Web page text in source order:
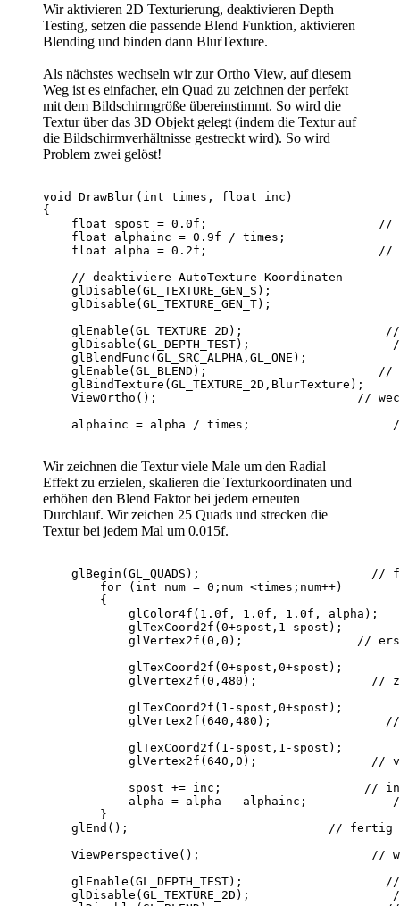
Wir aktivieren 2D Texturierung, deaktivieren Depth
Testing, setzen die passende Blend Funktion, aktivieren
Blending und binden dann BlurTexture.
Als nächstes wechseln wir zur Ortho View, auf diesem
Weg ist es einfacher, ein Quad zu zeichnen der perfekt
mit dem Bildschirmgröße übereinstimmt. So wird die
Textur über das 3D Objekt gelegt (indem die Textur auf
die Bildschirmverhältnisse gestreckt wird). So wird
Problem zwei gelöst!
void DrawBlur(int times, float inc)
{
float spost = 0.0f;
float alphainc = 0.9f / times;
float alpha = 0.2f;                        //
    // deaktiviere AutoTexture Koordinaten
    glDisable(GL_TEXTURE_GEN_S);
    glDisable(GL_TEXTURE_GEN_T);
glEnable(GL_TEXTURE_2D);
glDisable(GL_DEPTH_TEST);
glBlendFunc(GL_SRC_ALPHA,GL_ONE);
glEnable(GL_BLEND);                        //
glBindTexture(GL_TEXTURE_2D,BlurTexture);
ViewOrtho();                            //
Wir zeichnen die Textur viele Male um den Radial
Effekt zu erzielen, skalieren die Texturkoordinaten und
erhöhen den Blend Faktor bei jedem erneuten
Durchlauf. Wir zeichen 25 Quads und strecken die
Textur bei jedem Mal um 0.015f.
glBegin(GL_QUADS);                        //
for (int num = 0;num <times;num++)
        {
glColor4f(1.0f, 1.0f, 1.0f, alpha);
glTexCoord2f(0+spost,1-spost);
glVertex2f(0,0);                //
glTexCoord2f(0+spost,0+spost);
glVertex2f(0,480);                //
glTexCoord2f(1-spost,0+spost);
glVertex2f(640,480);
glTexCoord2f(1-spost,1-spost);
glVertex2f(640,0);                //
spost += inc;                    //
alpha = alpha - alphainc;
        }
glEnd();                            // fertig
ViewPerspective();                        //
glEnable(GL_DEPTH_TEST);
glDisable(GL_TEXTURE_2D);